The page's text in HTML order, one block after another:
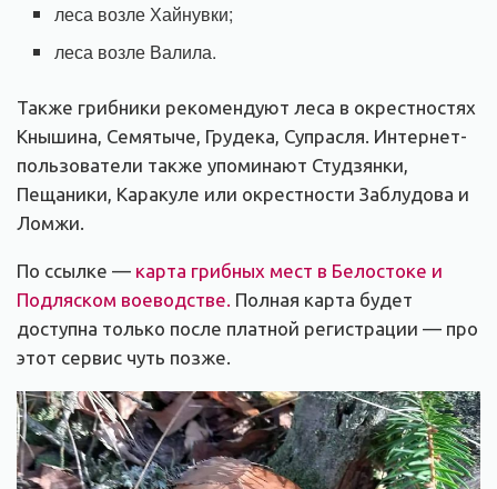
леса возле Хайнувки;
леса возле Валила.
Также грибники рекомендуют леса в окрестностях
Кнышина, Семятыче, Грудека, Супрасля. Интернет-
пользователи также упоминают Студзянки,
Пещаники, Каракуле или окрестности Заблудова и
Ломжи.
По ссылке — карта грибных мест в Белостоке и
Подляском воеводстве. Полная карта будет
доступна только после платной регистрации — про
этот сервис чуть позже.